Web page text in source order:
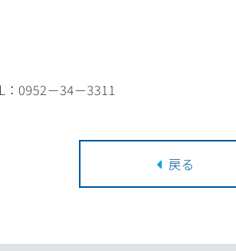
0952－34－3311
戻る